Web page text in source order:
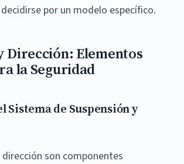
por un modelo específico.
Dirección: Elementos
la Seguridad
Sistema de Suspensión y
dirección son componentes